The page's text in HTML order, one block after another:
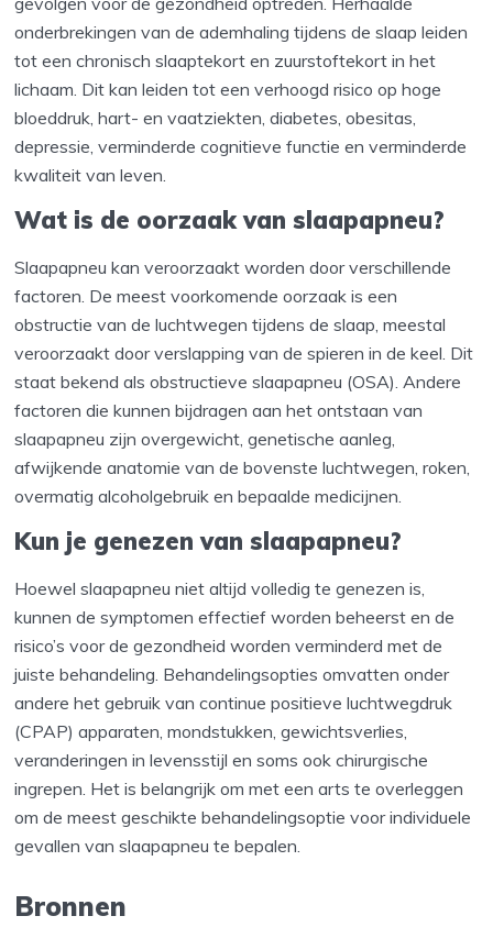
onderbrekingen van de ademhaling tijdens de slaap leiden
tot een chronisch slaaptekort en zuurstoftekort in het
lichaam. Dit kan leiden tot een verhoogd risico op hoge
bloeddruk, hart- en vaatziekten, diabetes, obesitas,
depressie, verminderde cognitieve functie en verminderde
kwaliteit van leven.
Wat is de oorzaak van slaapapneu?
Slaapapneu kan veroorzaakt worden door verschillende
factoren. De meest voorkomende oorzaak is een
obstructie van de luchtwegen tijdens de slaap, meestal
veroorzaakt door verslapping van de spieren in de keel. Dit
staat bekend als obstructieve slaapapneu (OSA). Andere
factoren die kunnen bijdragen aan het ontstaan van
slaapapneu zijn overgewicht, genetische aanleg,
afwijkende anatomie van de bovenste luchtwegen, roken,
overmatig alcoholgebruik en bepaalde medicijnen.
Kun je genezen van slaapapneu?
Hoewel slaapapneu niet altijd volledig te genezen is,
kunnen de symptomen effectief worden beheerst en de
risico’s voor de gezondheid worden verminderd met de
juiste behandeling. Behandelingsopties omvatten onder
andere het gebruik van continue positieve luchtwegdruk
(CPAP) apparaten, mondstukken, gewichtsverlies,
veranderingen in levensstijl en soms ook chirurgische
ingrepen. Het is belangrijk om met een arts te overleggen
om de meest geschikte behandelingsoptie voor individuele
gevallen van slaapapneu te bepalen.
Bronnen